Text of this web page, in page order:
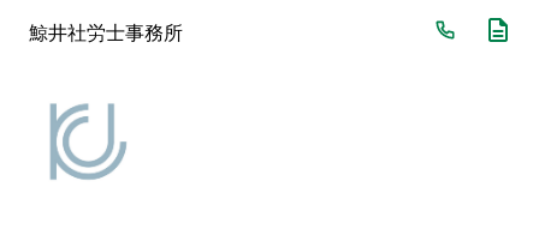
鯨井社労士事務所